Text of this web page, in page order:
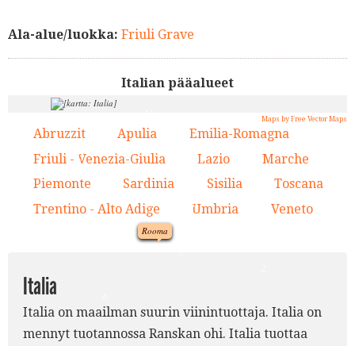
Ala-alue/luokka: Friuli Grave
Italian pääalueet
Rooma
6.
7.
10.
13.
Maps by Free Vector Maps
Abruzzit Apulia Emilia-Romagna
Friuli - Venezia-Giulia Lazio Marche
Piemonte Sardinia Sisilia Toscana
Trentino - Alto Adige Umbria Veneto
Italia
Italia on maailman suurin viinintuottaja. Italia on
mennyt tuotannossa Ranskan ohi. Italia tuottaa